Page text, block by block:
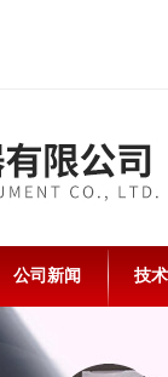
公司新闻 技